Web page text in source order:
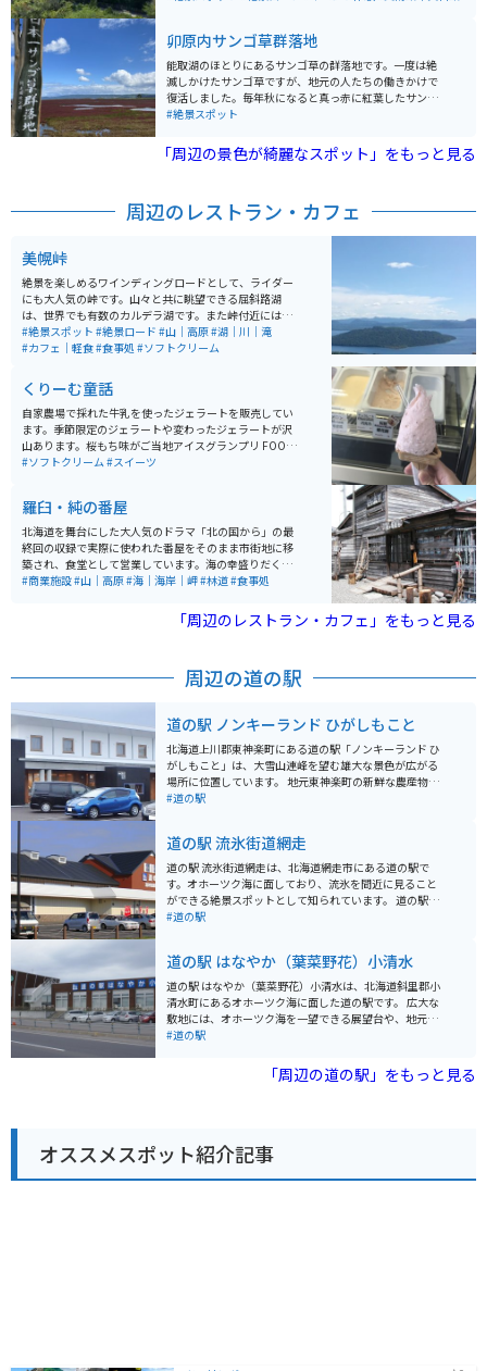
卯原内サンゴ草群落地
能取湖のほとりにあるサンゴ草の群落地です。一度は絶
滅しかけたサンゴ草ですが、地元の人たちの働きかけで
復活しました。毎年秋になると真っ赤に紅葉したサンゴ
草が能取湖のほとりに一面に広がる景色は圧巻です。
#絶景スポット
「周辺の景色が綺麗なスポット」をもっと見る
周辺のレストラン・カフェ
美幌峠
絶景を楽しめるワインディングロードとして、ライダー
にも大人気の峠です。山々と共に眺望できる屈斜路湖
は、世界でも有数のカルデラ湖です。また峠付近には、
北海道では珍しいヘアピンカーブの場所もあり、直線だ
けでない走りを楽しむ事もできます。辿り着いた峠から
#絶景スポット #絶景ロード #山｜高原#湖｜川｜滝
#カフェ｜軽食#食事処 #ソフトクリーム
くりーむ童話
自家農場で採れた牛乳を使ったジェラートを販売してい
ます。季節限定のジェラートや変わったジェラートが沢
山あります。桜もち味がご当地アイスグランプリ FOOD
EX JAPAN 2012 最高金賞受賞を取っています。
#ソフトクリーム#スイーツ
羅臼・純の番屋
北海道を舞台にした大人気のドラマ「北の国から」の最
終回の収録で実際に使われた番屋をそのまま市街地に移
築され、食堂として営業しています。海の幸盛りだくさ
んのメニューは、観光客や地元の人たちにも人気です。
#商業施設#山｜高原#海｜海岸｜岬#林道#食事処
「周辺のレストラン・カフェ」をもっと見る
周辺の道の駅
道の駅 ノンキーランド ひがしもこと
北海道上川郡東神楽町にある道の駅「ノンキーランド ひ
がしもこと」は、大雪山連峰を望む雄大な景色が広がる
場所に位置しています。 地元東神楽町の新鮮な農産物が
自慢で、特に夏から秋にかけては、トウモロコシやカボ
「花夢」というブランドの新鮮な花きも販売されてお
り、お土産にぴったりです。 施設内には、地元食材を使
った料理が楽しめるレストランや、軽食コーナー、パン
工房などもあり、休憩にも最適です。 バイクで訪れる場
合、駐車場も広く停めやすいので安心です。 周辺には、
#道の駅
道の駅 流氷街道網走
道の駅 流氷街道網走は、北海道網走市にある道の駅で
す。オホーツク海に面しており、流氷を間近に見ること
ができる絶景スポットとして知られています。 道の駅に
は、レストランや売店があり、地元の新鮮な海産物や農
場は広く、休憩場所としても最適です。オホーツク海沿
いの道を走る爽快感は格別です。流氷の時期には、防寒
対策をしっかりとしておきましょう。 網走は、流氷以外
にも、網走監獄や博物館網走監獄などの観光スポットが
あります。また、網走湖や能取湖など、自然豊かな場所
#道の駅
道の駅 はなやか（葉菜野花）小清水
道の駅 はなやか（葉菜野花）小清水は、北海道斜里郡小
清水町にあるオホーツク海に面した道の駅です。 広大な
敷地には、オホーツク海を一望できる展望台や、地元の
新鮮な農産物を販売する直売所、レストランなどがあり
「小清水そば」や、オホーツク海の新鮮な魚介類を使っ
用の駐車場も完備されているので安心です。 小清水町
は、乳製品も有名なので、ソフトクリームやヨーグルト
もおすすめです。
#道の駅
「周辺の道の駅」をもっと見る
オススメスポット紹介記事